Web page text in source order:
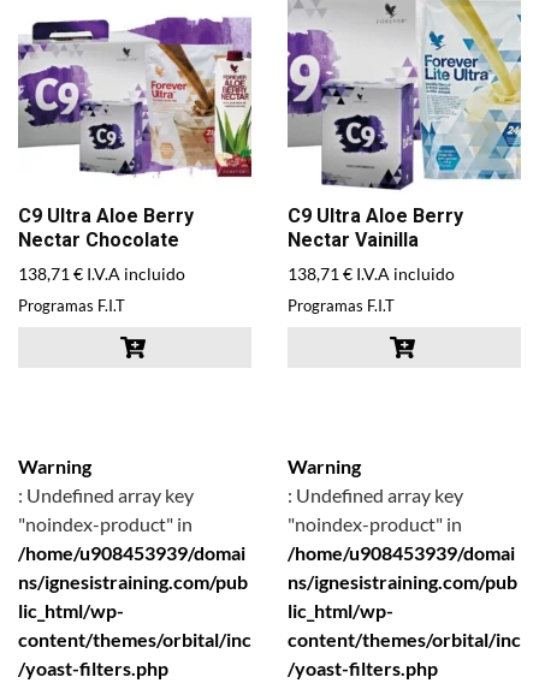
C9 Ultra Aloe Berry
Nectar Chocolate
138,71 € I.V.A incluido
Programas F.I.T
C9 Ultra Aloe Berry
Nectar Vainilla
138,71 € I.V.A incluido
Programas F.I.T
Warning
: Undefined array key
"noindex-product" in
/home/u908453939/domai
ns/ignesistraining.com/pub
lic_html/wp-
content/themes/orbital/inc
/yoast-filters.php
Warning
: Undefined array key
"noindex-product" in
/home/u908453939/domai
ns/ignesistraining.com/pub
lic_html/wp-
content/themes/orbital/inc
/yoast-filters.php